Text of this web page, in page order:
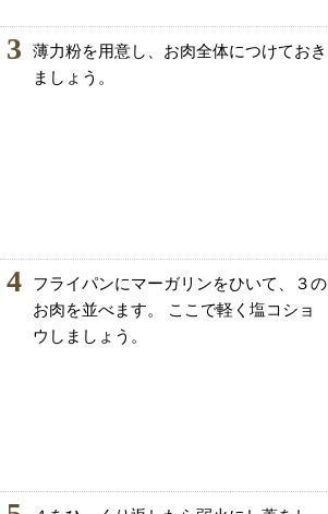
3
薄力粉を用意し、お肉全体につけておき
ましょう。
4
フライパンにマーガリンをひいて、３の
お肉を並べます。 ここで軽く塩コショ
ウしましょう。